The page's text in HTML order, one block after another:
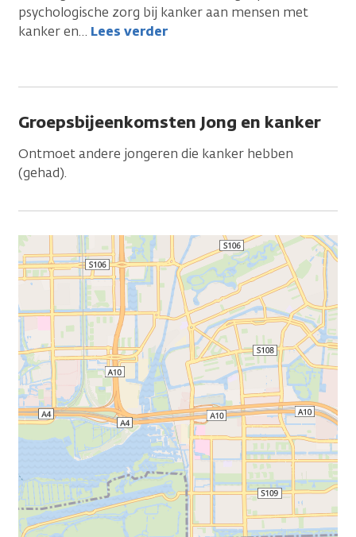
psychologische zorg bij kanker aan mensen met
kanker en… Lees verder
Groepsbijeenkomsten Jong en kanker
Ontmoet andere jongeren die kanker hebben
(gehad).